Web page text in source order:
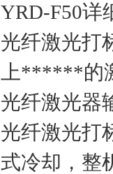
YRD-F50详
光纤激光打
上******的
光纤激光器
光纤激光打
式冷却，整